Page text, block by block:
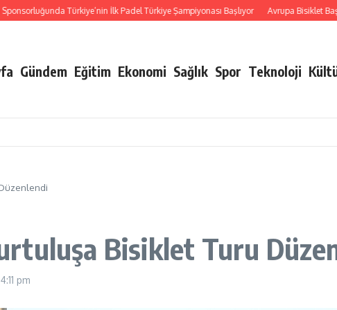
Türkiye’nin İlk Padel Türkiye Şampiyonası Başlıyor Avrupa Bisiklet Başkenti
Gündem Eğitim Ekonomi Sağlık Spor Teknoloji
Bisiklet Turu
4:11 pm